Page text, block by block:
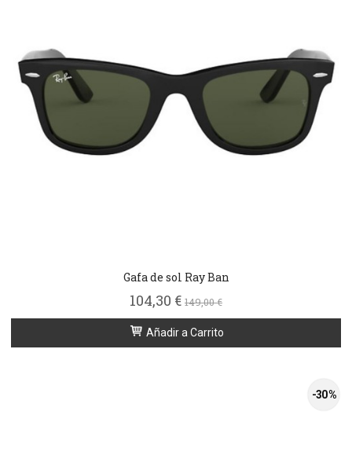
Gafa de sol Ray Ban
104,30 € 149,00 €
Añadir a Carrito
-30 %